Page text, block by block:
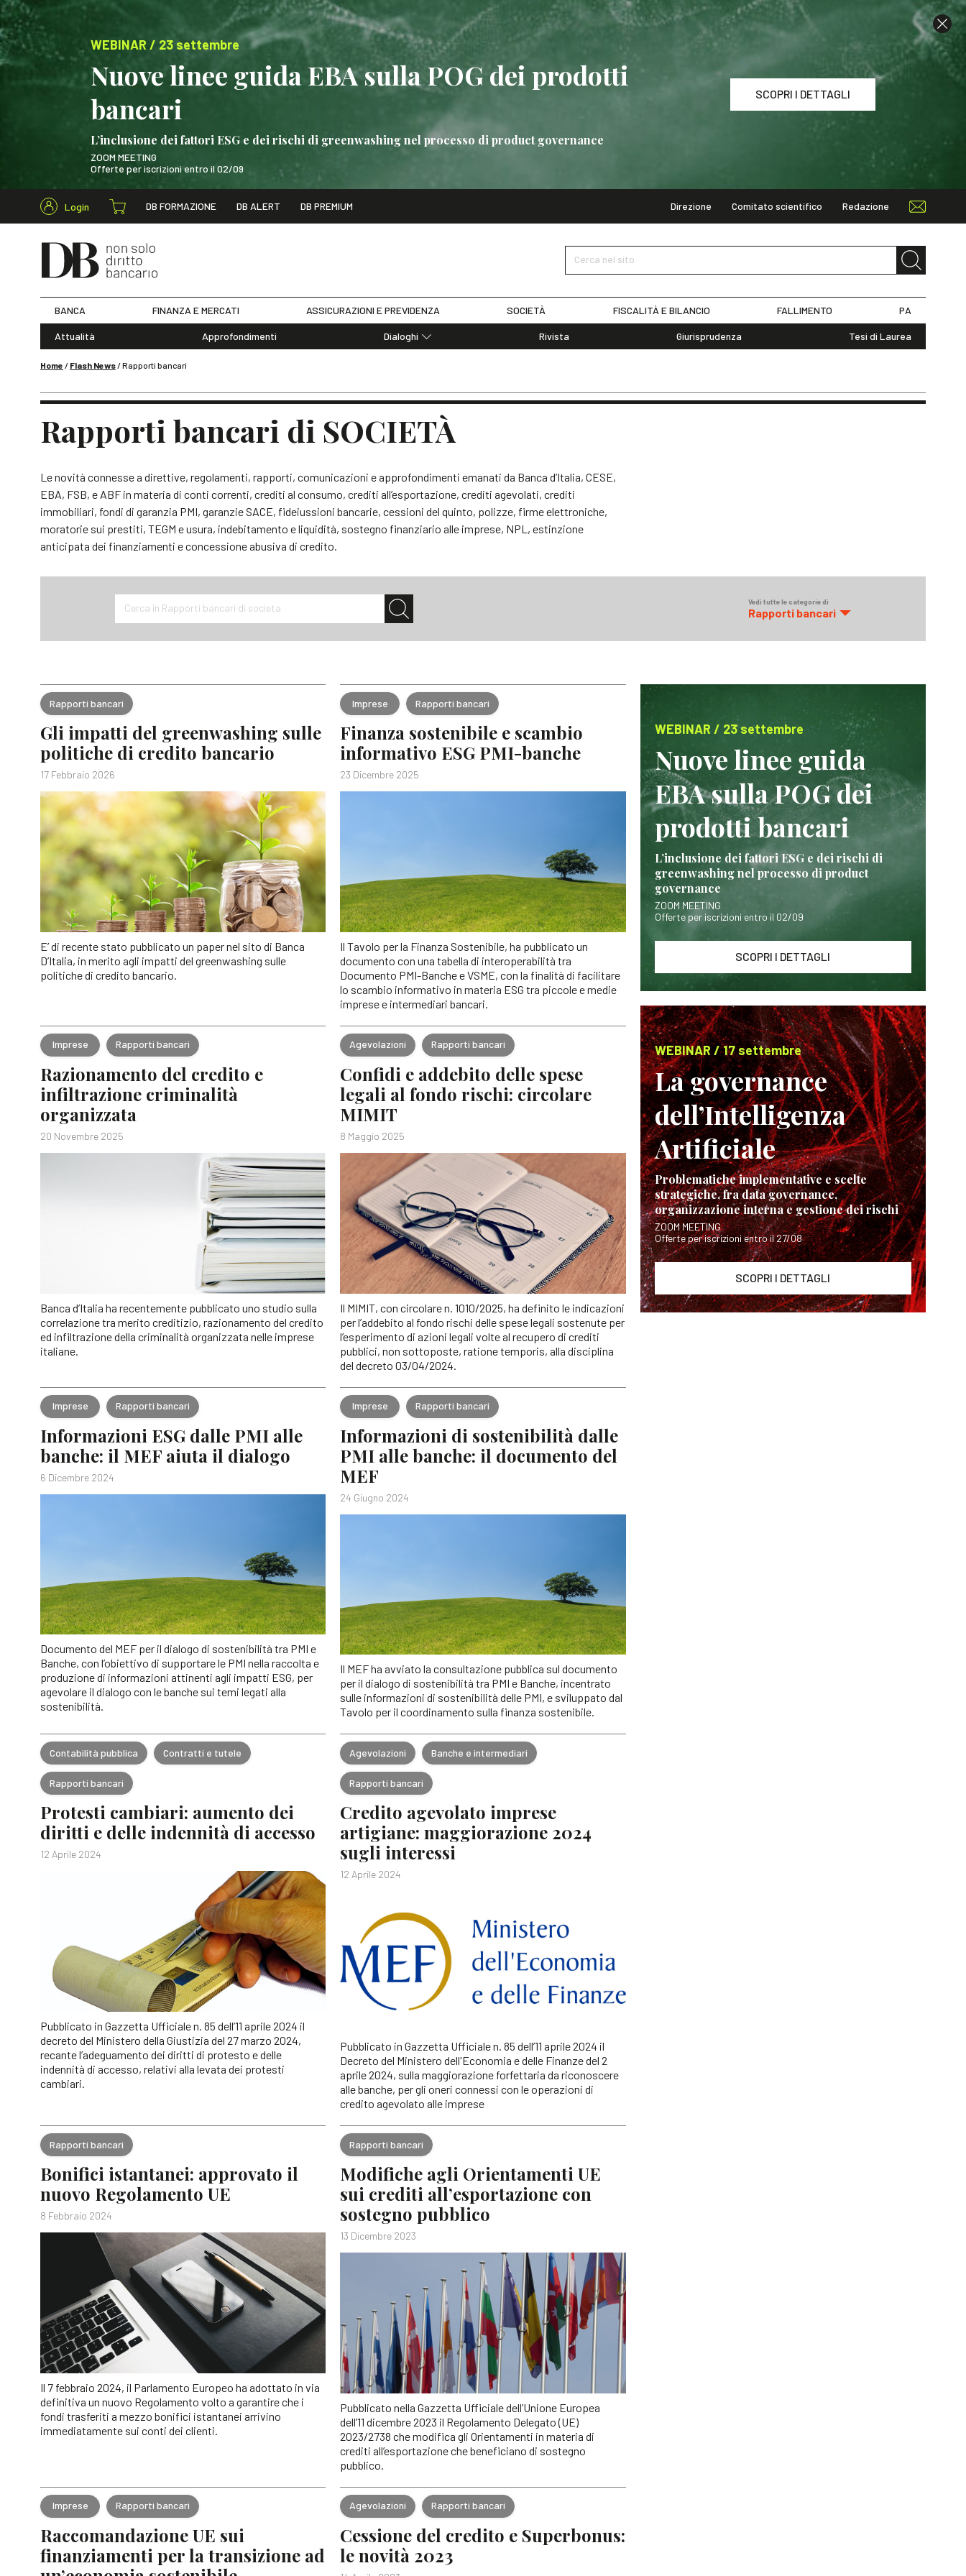
WEBINAR / 23 settembre
Nuove linee guida EBA sulla POG dei prodotti
bancari
L’inclusione dei fattori ESG e dei rischi di greenwashing nel processo di product governance
ZOOM MEETING
Offerte per iscrizioni entro il 02/09
SCOPRI I DETTAGLI
WEBINAR / 23 settembre Nuove linee guida EBA sulla POG dei prodotti bancari SCOPRI I DETTAGLI
Login DB FORMAZIONE DB ALERT DB PREMIUM Direzione Comitato scientifico Redazione
Cerca nel sito
Cerca nel sito
BANCA FINANZA E MERCATI ASSICURAZIONI E PREVIDENZA SOCIETÀ FISCALITÀ E BILANCIO FALLIMENTO PA
Attualità Approfondimenti
Dialoghi
Articoli
Rivista Giurisprudenza Tesi di Laurea
Home / Flash News/Rapporti bancari
Rapporti bancari di SOCIETÀ
Le novità connesse a direttive, regolamenti, rapporti, comunicazioni e approfondimenti emanati da Banca d’Italia, CESE,
EBA, FSB, e ABF in materia di conti correnti, crediti al consumo, crediti all’esportazione, crediti agevolati, crediti
immobiliari, fondi di garanzia PMI, garanzie SACE, fideiussioni bancarie, cessioni del quinto, polizze, firme elettroniche,
moratorie sui prestiti, TEGM e usura, indebitamento e liquidità, sostegno finanziario alle imprese, NPL, estinzione
anticipata dei finanziamenti e concessione abusiva di credito.
Cerca in Rapporti bancari di societa Vedi tutte le categorie di
Rapporti bancari
Rapporti bancari
Gli impatti del greenwashing sulle
politiche di credito bancario
17 Febbraio 2026
E’ di recente stato pubblicato un paper nel sito di Banca
D’Italia, in merito agli impatti del greenwashing sulle
politiche di credito bancario.
Imprese Rapporti bancari
Finanza sostenibile e scambio
informativo ESG PMI-banche
23 Dicembre 2025
Il Tavolo per la Finanza Sostenibile, ha pubblicato un
documento con una tabella di interoperabilità tra
Documento PMI-Banche e VSME, con la finalità di facilitare
lo scambio informativo in materia ESG tra piccole e medie
imprese e intermediari bancari.
Imprese Rapporti bancari
Razionamento del credito e
infiltrazione criminalità
organizzata
20 Novembre 2025
Banca d’Italia ha recentemente pubblicato uno studio sulla
correlazione tra merito creditizio, razionamento del credito
ed infiltrazione della criminalità organizzata nelle imprese
italiane.
Agevolazioni Rapporti bancari
Confidi e addebito delle spese
legali al fondo rischi: circolare
MIMIT
8 Maggio 2025
Il MIMIT, con circolare n. 1010/2025, ha definito le indicazioni
per l’addebito al fondo rischi delle spese legali sostenute per
l’esperimento di azioni legali volte al recupero di crediti
pubblici, non sottoposte, ratione temporis, alla disciplina
del decreto 03/04/2024.
Imprese Rapporti bancari
Informazioni ESG dalle PMI alle
banche: il MEF aiuta il dialogo
6 Dicembre 2024
Documento del MEF per il dialogo di sostenibilità tra PMI e
Banche, con l’obiettivo di supportare le PMI nella raccolta e
produzione di informazioni attinenti agli impatti ESG, per
agevolare il dialogo con le banche sui temi legati alla
sostenibilità.
Imprese Rapporti bancari
Informazioni di sostenibilità dalle
PMI alle banche: il documento del
MEF
24 Giugno 2024
Il MEF ha avviato la consultazione pubblica sul documento
per il dialogo di sostenibilità tra PMI e Banche, incentrato
sulle informazioni di sostenibilità delle PMI, e sviluppato dal
Tavolo per il coordinamento sulla finanza sostenibile.
Contabilità pubblica Contratti e tutele
Rapporti bancari
Protesti cambiari: aumento dei
diritti e delle indennità di accesso
12 Aprile 2024
Pubblicato in Gazzetta Ufficiale n. 85 dell’11 aprile 2024 il
decreto del Ministero della Giustizia del 27 marzo 2024,
recante l’adeguamento dei diritti di protesto e delle
indennità di accesso, relativi alla levata dei protesti
cambiari.
Agevolazioni Banche e intermediari
Rapporti bancari
Credito agevolato imprese
artigiane: maggiorazione 2024
sugli interessi
12 Aprile 2024
Pubblicato in Gazzetta Ufficiale n. 85 dell’11 aprile 2024 il
Decreto del Ministero dell'Economia e delle Finanze del 2
aprile 2024, sulla maggiorazione forfettaria da riconoscere
alle banche, per gli oneri connessi con le operazioni di
credito agevolato alle imprese
Rapporti bancari
Bonifici istantanei: approvato il
nuovo Regolamento UE
8 Febbraio 2024
Il 7 febbraio 2024, il Parlamento Europeo ha adottato in via
definitiva un nuovo Regolamento volto a garantire che i
fondi trasferiti a mezzo bonifici istantanei arrivino
immediatamente sui conti dei clienti.
Rapporti bancari
Modifiche agli Orientamenti UE
sui crediti all’esportazione con
sostegno pubblico
13 Dicembre 2023
Pubblicato nella Gazzetta Ufficiale dell’Unione Europea
dell’11 dicembre 2023 il Regolamento Delegato (UE)
2023/2738 che modifica gli Orientamenti in materia di
crediti all’esportazione che beneficiano di sostegno
pubblico.
Imprese Rapporti bancari
Raccomandazione UE sui
finanziamenti per la transizione ad
Agevolazioni Rapporti bancari
Cessione del credito e Superbonus:
le novità 2023
WEBINAR / 23 settembre
Nuove linee guida
EBA sulla POG dei
prodotti bancari
L’inclusione dei fattori ESG e dei rischi di
greenwashing nel processo di product
governance
ZOOM MEETING
Offerte per iscrizioni entro il 02/09
SCOPRI I DETTAGLI
WEBINAR / 17 settembre
La governance
dell’Intelligenza
Artificiale
Problematiche implementative e scelte
strategiche, fra data governance,
organizzazione interna e gestione dei rischi
ZOOM MEETING
Offerte per iscrizioni entro il 27/08
SCOPRI I DETTAGLI